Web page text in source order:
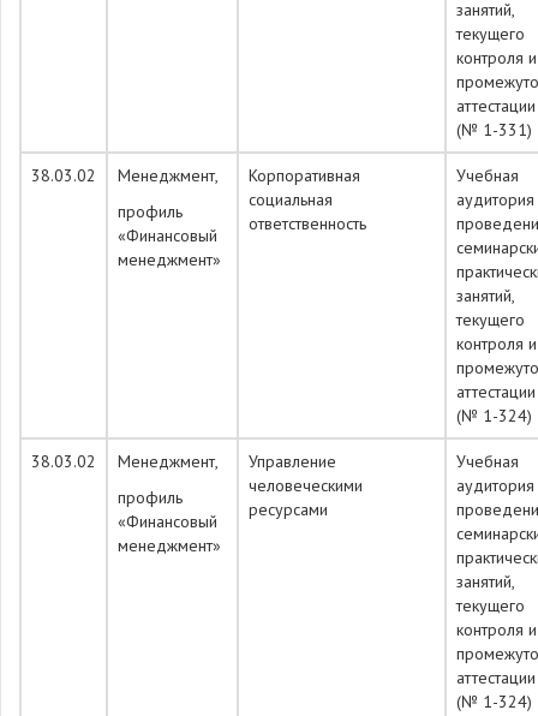
занятий,
текущего
контроля и
аттестации
(№ 1-331)
38.03.02
Менеджмент,
профиль
«Финансовый
менеджмент»
Корпоративная
социальная
ответственность
Учебная
занятий,
текущего
контроля и
аттестации
(№ 1-324)
38.03.02
Менеджмент,
профиль
«Финансовый
менеджмент»
Управление
человеческими
ресурсами
Учебная
занятий,
текущего
контроля и
аттестации
(№ 1-324)